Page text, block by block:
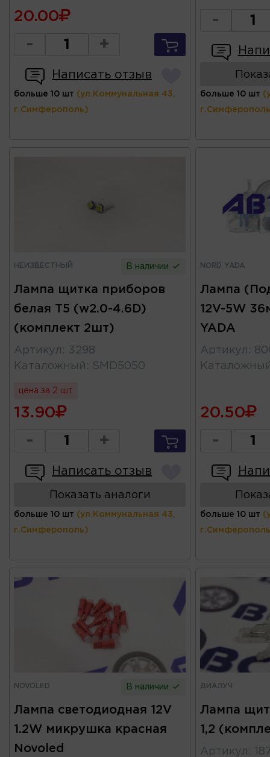
20.00
- +
Написать отзыв
больше 10 шт (ул.Коммунальная 43,
г.Симферополь)
-
больше 10 шт
НЕИЗВЕСТНЫЙ В наличии
Лампа щитка приборов
белая T5 (w2.0-4.6D)
(комплект 2шт)
Артикул : 3298
Каталожный : SMD5050
цена за 2 шт
13.90
- +
Написать отзыв
Показать аналоги
больше 10 шт (ул.Коммунальная 43,
г.Симферополь)
NORD YADA
Лампа
12V-5W
YADA
Артикул :
20.50
-
больше 10 шт
NOVOLED В наличии
Лампа светодиодная 12V
1.2W микрушка красная
Novoled
ДИАЛУЧ
Лампа
1,2
Артикул :